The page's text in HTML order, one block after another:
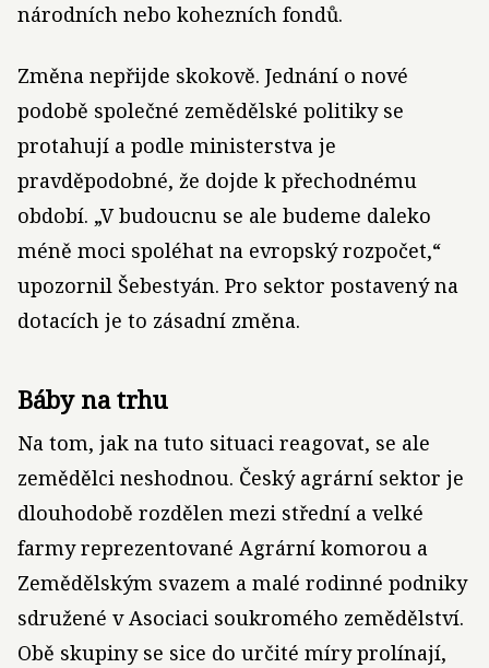
národních nebo kohezních fondů.
Změna nepřijde skokově. Jednání o nové
podobě společné zemědělské politiky se
protahují a podle ministerstva je
pravděpodobné, že dojde k přechodnému
období. „V budoucnu se ale budeme daleko
méně moci spoléhat na evropský rozpočet,“
upozornil Šebestyán. Pro sektor postavený na
dotacích je to zásadní změna.
Báby na trhu
Na tom, jak na tuto situaci reagovat, se ale
zemědělci neshodnou. Český agrární sektor je
dlouhodobě rozdělen mezi střední a velké
farmy reprezentované Agrární komorou a
Zemědělským svazem a malé rodinné podniky
sdružené v Asociaci soukromého zemědělství.
Obě skupiny se sice do určité míry prolínají,